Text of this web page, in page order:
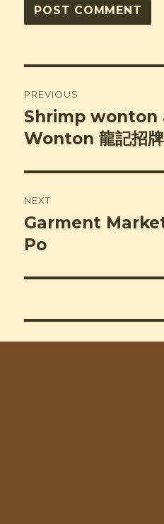
navigation
PREVIOUS
Previous
post:
Shrimp wonton
Wonton 龍記招
NEXT
Next
post:
Garment
Po